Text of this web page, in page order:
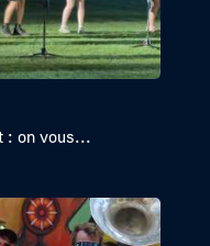
: on vous...